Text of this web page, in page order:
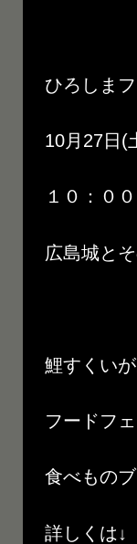
ひろしま
10月27日(
１０：０
広島城と
鯉すくい
フードフ
食べもの
詳しくは↓